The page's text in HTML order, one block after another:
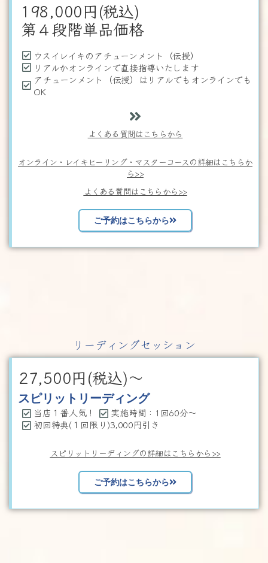
198,000円(税込)
第４段階単品価格
ウスイレイキのアチューンメント（伝授）
リアルかオンラインで直接指導いたします
アチューンメント（伝授）はリアルでもオンラインでも
OK
よくある質問はこちらから
オンライン・レイキヒーリング・マスターコースの詳細はこちらか
ら>>
よくある質問はこちらから>>
ご予約はこちらから
リーディングセッション
27,500円(税込)～
スピリットリーディング
当店１番人気！
実施時間：1回60分～
初回特典(１回限り)3,000円引き
スピリットリーディングの詳細はこちらから>>
ご予約はこちらから